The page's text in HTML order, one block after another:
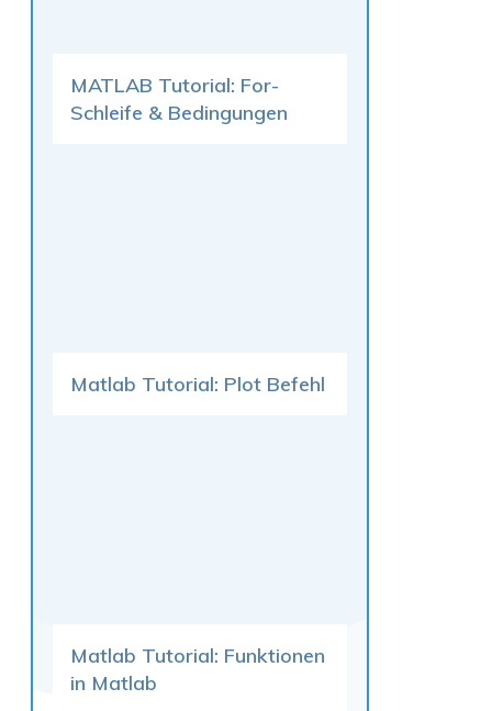
MATLAB Tutorial: For-
Schleife & Bedingungen
Matlab Tutorial: Plot Befehl
Matlab Tutorial: Funktionen
in Matlab